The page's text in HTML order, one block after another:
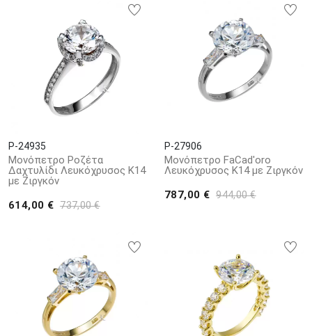
P-24935
Μονόπετρο Ροζέτα
Δαχτυλίδι Λευκόχρυσος Κ14
με Ζιργκόν
614,00 € 737,00 €
P-27906
Μονόπετρο FaCad'oro
Λευκόχρυσος Κ14 με Ζιργκόν
787,00 € 944,00 €